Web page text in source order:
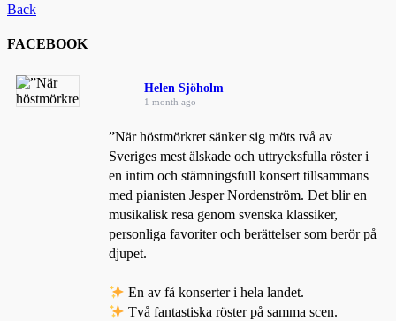
Back
FACEBOOK
Helen Sjöholm
1 month ago
”När höstmörkret sänker sig möts två av
Sveriges mest älskade och uttrycksfulla röster i
en intim och stämningsfull konsert tillsammans
med pianisten Jesper Nordenström. Det blir en
musikalisk resa genom svenska klassiker,
personliga favoriter och berättelser som berör på
djupet.
En av få konserter i hela landet.
Två fantastiska röster på samma scen.